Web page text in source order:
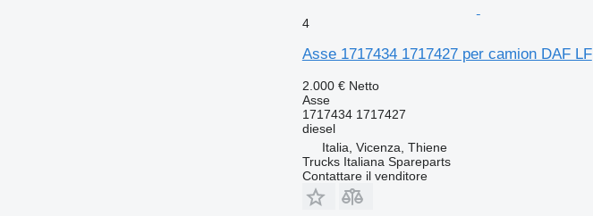
4
Asse 1717434 1717427 per camion DAF LF
2.000 € Netto
Asse
1717434 1717427
diesel
Italia, Vicenza, Thiene
Trucks Italiana Spareparts
Contattare il venditore